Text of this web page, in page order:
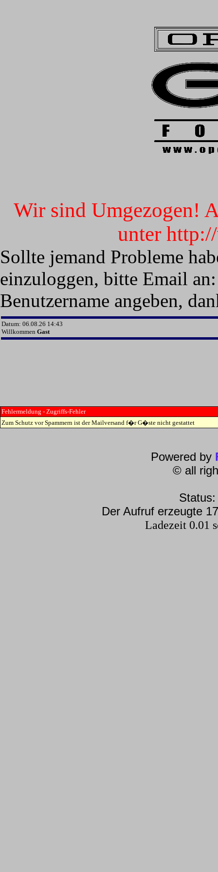
Wir sind Umgezogen!
unter
Sollte jemand Probleme
einzuloggen, bitte Email
Benutzername angeben,
Datum: 06.08.26 14:43
Willkommen Gast
Fehlermeldung - Zugriffs-Fehler
Zum Schutz vor Spammern ist der Mailversand f�r G�ste nicht gestattet
Powered by
© all
Der Aufruf erzeugte
Ladezeit 0.01